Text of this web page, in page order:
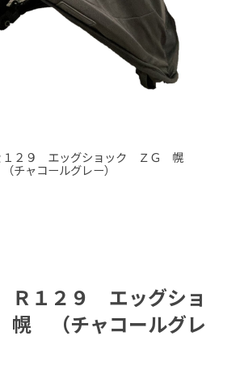
２９ エッグショック ＺＧ 幌
（チャコールグレー）
１２９ エッグショ
（チャコールグレ